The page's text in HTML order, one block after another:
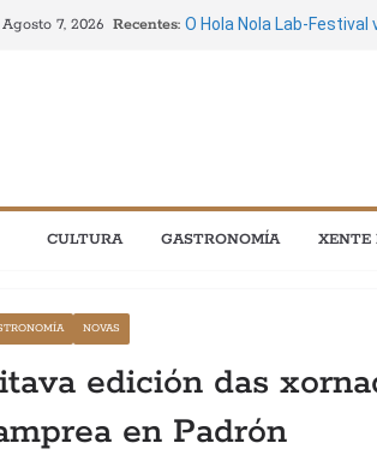
7, 2026 Recentes: O Hola Nola Lab-
descubrir Galicia entre
A cidade vella de
Circo, danza, música,
A Reserva de Biosfera
Crecha unen
CULTURA GASTRONOMÍA XENTE
NOVAS
edición das
en Padrón